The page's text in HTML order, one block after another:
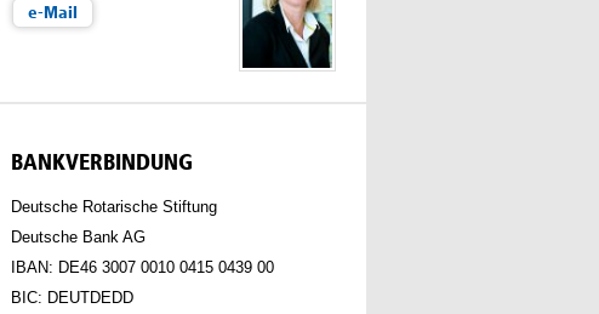
e-Mail
BANKVERBINDUNG
Deutsche Rotarische Stiftung
Deutsche Bank AG
IBAN: DE46 3007 0010 0415 0439 00
BIC: DEUTDEDD